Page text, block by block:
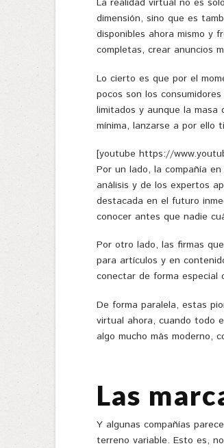
La realidad virtual no es
dimensión, sino que es
disponibles ahora mismo y
completas, crear anuncios
Lo cierto es que por el
pocos son los
limitados y aunque la
mínima, lanzarse a por ello
[youtube https://
Por un lado, la compañía
análisis y de los expertos
destacada en el futuro
conocer antes que nadie
Por otro lado, las firmas
para artículos y en
conectar de forma especial
De forma paralela, estas
virtual ahora, cuando todo
algo mucho más moderno,
Las
Y algunas compañías
terreno variable. Esto es,